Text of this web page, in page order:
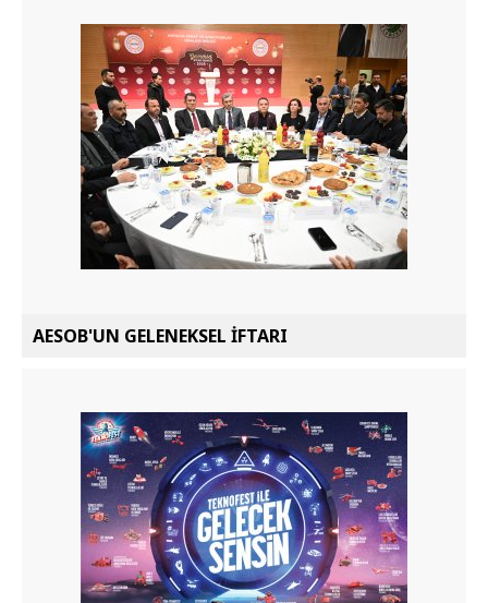
AESOB'UN GELENEKSEL İFTARI